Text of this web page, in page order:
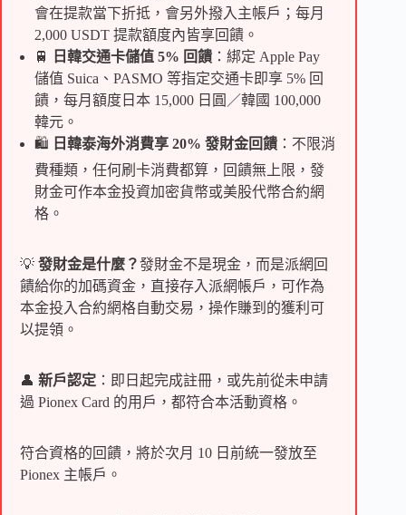
會在提款當下折抵，會另外撥入主帳戶；每月
2,000 USDT 提款額度內皆享回饋。
🚆
日韓交通卡儲值 5% 回饋 ：綁定 Apple Pay
儲值 Suica、PASMO 等指定交通卡即享 5% 回
饋，每月額度日本 15,000 日圓／韓國 100,000
韓元。
🛍️ 日韓泰海外消費享 20% 發財金回饋 ：不限消
費種類，任何刷卡消費都算，回饋無上限，發
財金可作本金投資加密貨幣或美股代幣合約網
格。
💡 發財金是什麼？發財金不是現金，而是派網回
饋給你的加碼資金，直接存入派網帳戶，可作為
本金投入合約網格自動交易，操作賺到的獲利可
以提領。
👤 新戶認定 ：即日起完成註冊，或先前從未申請
過 Pionex Card 的用戶，都符合本活動資格。
符合資格的回饋，將於次月 10 日前統一發放至
Pionex 主帳戶。